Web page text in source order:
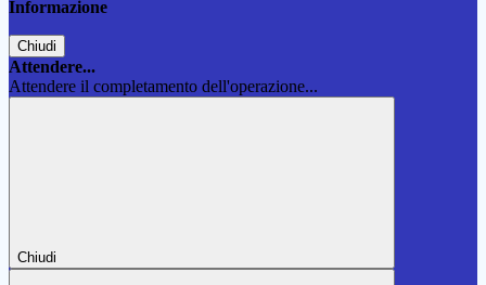
Informazione
Chiudi
Attendere...
Attendere il completamento dell'operazione...
Chiudi